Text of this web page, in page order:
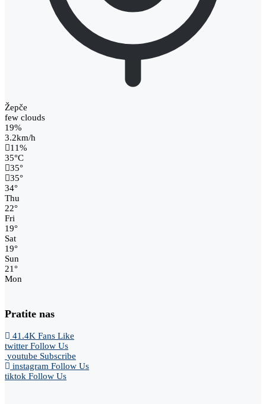
Žepče
few clouds
19%
3.2km/h
11%
35°C
35°
35°
34°
Thu
22°
Fri
19°
Sat
19°
Sun
21°
Mon
Pratite nas
41.4K Fans Like
twitter Follow Us
youtube Subscribe
instagram Follow Us
tiktok Follow Us